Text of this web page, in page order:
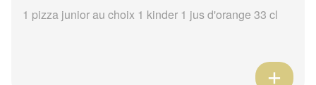
1 pizza junior au choix 1 kinder 1 jus d'orange 33 cl